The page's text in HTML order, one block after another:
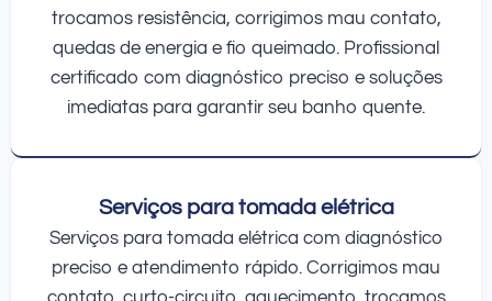
trocamos resistência, corrigimos mau contato,
quedas de energia e fio queimado. Profissional
certificado com diagnóstico preciso e soluções
imediatas para garantir seu banho quente.
Serviços para tomada elétrica
Serviços para tomada elétrica com diagnóstico
preciso e atendimento rápido. Corrigimos mau